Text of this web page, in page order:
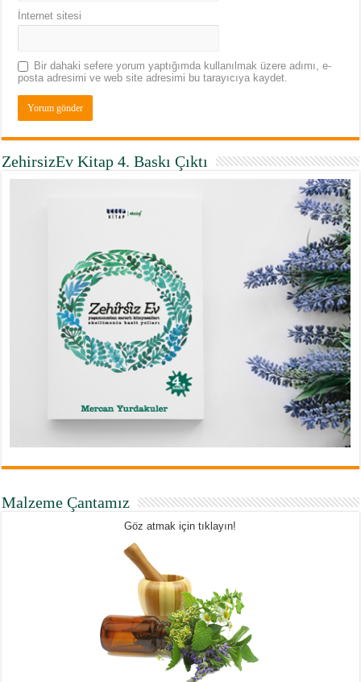
İnternet sitesi
Bir dahaki sefere yorum yaptığımda kullanılmak üzere adımı, e-
posta adresimi ve web site adresimi bu tarayıcıya kaydet.
ZehirsizEv Kitap 4. Baskı Çıktı
Malzeme Çantamız
Göz atmak için tıklayın!